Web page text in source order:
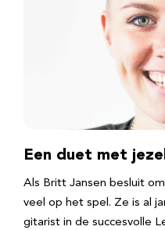
Een duet met
Als Britt Jansen besluit
veel op het spel. Ze is al
gitarist in de succesvolle